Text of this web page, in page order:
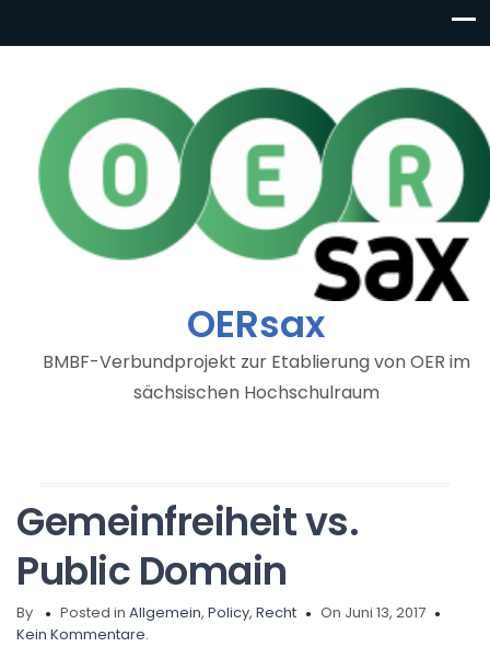
OERsax
BMBF-Verbundprojekt zur Etablierung von OER im
sächsischen Hochschulraum
Gemeinfreiheit vs.
Public Domain
By Posted in Allgemein, Policy, Recht
On Juni 13, 2017
Kein Kommentare.